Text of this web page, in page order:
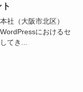
社（大阪市北区）
におけるセ
てき...